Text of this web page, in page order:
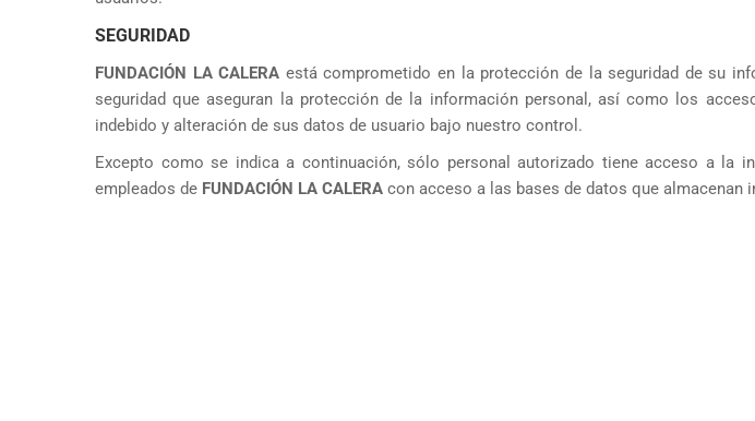
SEGURIDAD
FUNDACIÓN LA CALERA está comprometido en la protección de la seguridad de su
seguridad que aseguran la protección de la información personal, así como los
indebido y alteración de sus datos de usuario bajo nuestro control.
Excepto como se indica a continuación, sólo personal autorizado tiene acceso a la
empleados de FUNDACIÓN LA CALERA con acceso a las bases de datos que